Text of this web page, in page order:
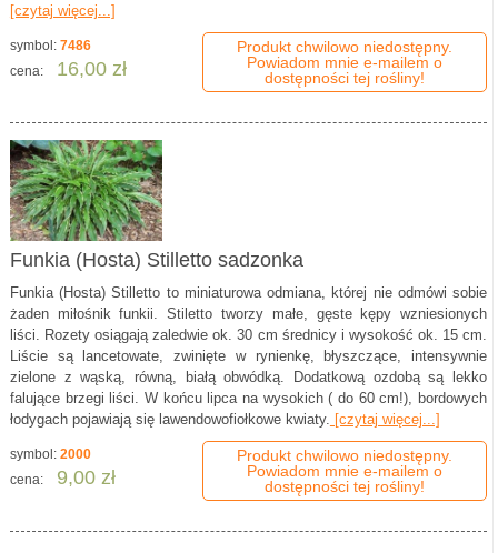
[czytaj więcej...]
symbol: 7486
cena:
16,00 zł
Produkt chwilowo niedostępny.
Powiadom mnie e-mailem o
dostępności tej rośliny!
Funkia (Hosta) Stilletto sadzonka
Funkia (Hosta) Stilletto to miniaturowa odmiana, której nie odmówi sobie
żaden miłośnik funkii. Stiletto tworzy małe, gęste kępy wzniesionych
liści. Rozety osiągają zaledwie ok. 30 cm średnicy i wysokość ok. 15 cm.
Liście są lancetowate, zwinięte w rynienkę, błyszczące, intensywnie
zielone z wąską, równą, białą obwódką. Dodatkową ozdobą są lekko
falujące brzegi liści. W końcu lipca na wysokich ( do 60 cm!), bordowych
łodygach pojawiają się lawendowofiołkowe kwiaty. [czytaj więcej...]
symbol: 2000
cena:
9,00 zł
Produkt chwilowo niedostępny.
Powiadom mnie e-mailem o
dostępności tej rośliny!